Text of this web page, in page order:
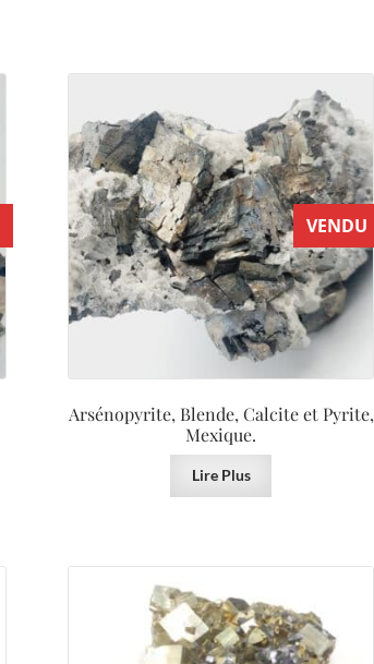
VENDU
Arsénopyrite, Blende, Calcite et Pyrite,
Mexique.
Lire Plus